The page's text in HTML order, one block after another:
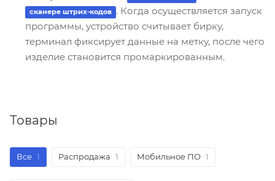
сканере штрих-кодов . Когда осуществляется запуск
программы, устройство считывает бирку,
терминал фиксирует данные на метку, после чего
изделие становится промаркированным.
Товары
Все 1 Распродажа 1 Мобильное ПО 1